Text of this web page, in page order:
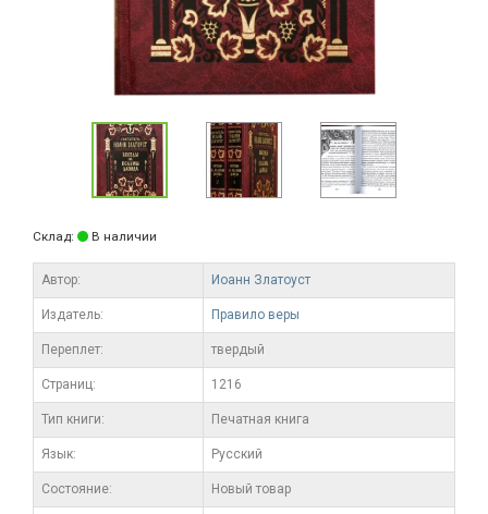
Склад: В наличии
Автор: Иоанн Златоуст
Издатель: Правило веры
Переплет: твердый
Cтраниц: 1216
Тип книги: Печатная книга
Язык: Русский
Состояние: Новый товар